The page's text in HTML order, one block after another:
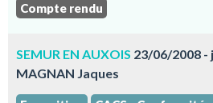
Compte rendu
SEMUR EN AUXOIS 23/06/2008 -
MAGNAN Jaques